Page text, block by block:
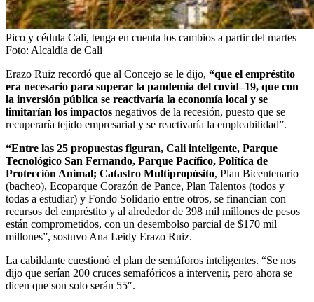
Pico y cédula Cali, tenga en cuenta los cambios a partir del martes
Foto: Alcaldía de Cali
Erazo Ruiz recordó que al Concejo se le dijo, “que el empréstito
era necesario para superar la pandemia del covid–19, que con
la inversión pública se reactivaría la economía local y se
limitarían los impactos negativos de la recesión, puesto que se
recuperaría tejido empresarial y se reactivaría la empleabilidad”.
“Entre las 25 propuestas figuran, Cali inteligente, Parque
Tecnológico San Fernando, Parque Pacífico, Política de
Protección Animal; Catastro Multipropósito, Plan Bicentenario
(bacheo), Ecoparque Corazón de Pance, Plan Talentos (todos y
todas a estudiar) y Fondo Solidario entre otros, se financian con
recursos del empréstito y al alrededor de 398 mil millones de pesos
están comprometidos, con un desembolso parcial de $170 mil
millones”, sostuvo Ana Leidy Erazo Ruiz.
La cabildante cuestionó el plan de semáforos inteligentes. “Se nos
dijo que serían 200 cruces semafóricos a intervenir, pero ahora se
dicen que son solo serán 55″.